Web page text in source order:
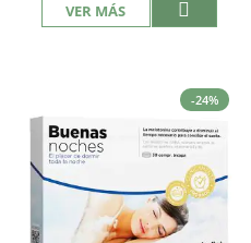
VER MÁS
-24%